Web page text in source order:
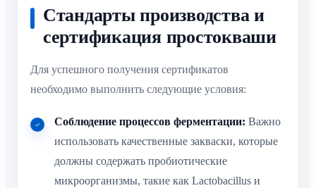
Стандарты производства и
сертификация простокваши
Для успешного получения сертификатов
необходимо выполнить следующие условия:
Соблюдение процессов ферментации: Важно
использовать качественные закваски, которые
должны содержать пробиотические
микроорганизмы, такие как Lactobacillus и